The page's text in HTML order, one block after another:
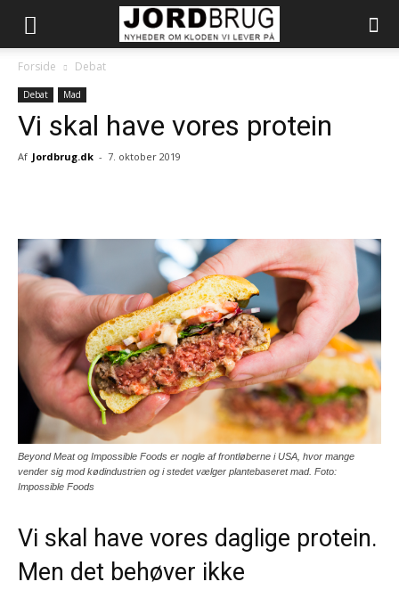
Forside Debat
Debat Mad
Vi skal have vores protein
Af Jordbrug.dk - 7. oktober 2019
Beyond Meat og Impossible Foods er nogle af frontløberne i USA, hvor mange
vender sig mod kødindustrien og i stedet vælger plantebaseret mad. Foto:
Impossible Foods
Vi skal have vores daglige protein.
Men det behøver ikke